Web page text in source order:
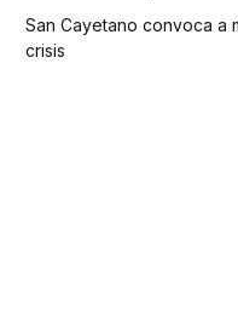
San Cayetano convoca a
crisis